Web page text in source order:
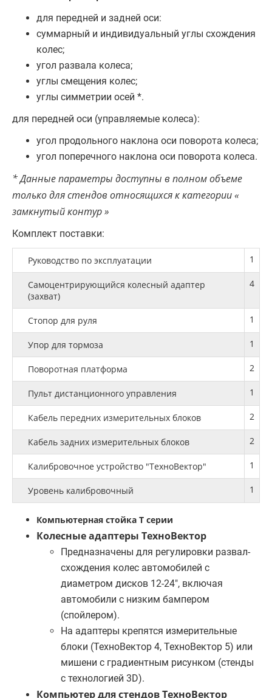
для передней и задней оси:
суммарный и индивидуальный углы схождения
колес;
угол развала колеса;
углы смещения колес;
углы симметрии осей *.
для передней оси (управляемые колеса):
угол продольного наклона оси поворота колеса;
угол поперечного наклона оси поворота колеса.
* Данные параметры доступны в полном объеме
только для стендов относящихся к категории «
замкнутый контур »
Комплект поставки:
Руководство по эксплуатации 1
Самоцентрирующийся колесный адаптер
(захват)
4
Стопор для руля 1
Упор для тормоза 1
Поворотная платформа 2
Пульт дистанционного управления 1
Кабель передних измерительных блоков 2
Кабель задних измерительных блоков 2
Калибровочное устройство "ТехноВектор" 1
Уровень калибровочный 1
Компьютерная стойка Т серии
Колесные адаптеры ТехноВектор
Предназначены для регулировки развал-
схождения колес автомобилей с
диаметром дисков 12-24", включая
автомобили с низким бампером
(спойлером).
На адаптеры крепятся измерительные
блоки (ТехноВектор 4, ТехноВектор 5) или
мишени с градиентным рисунком (стенды
с технологией 3D).
Компьютер для стендов ТехноВектор